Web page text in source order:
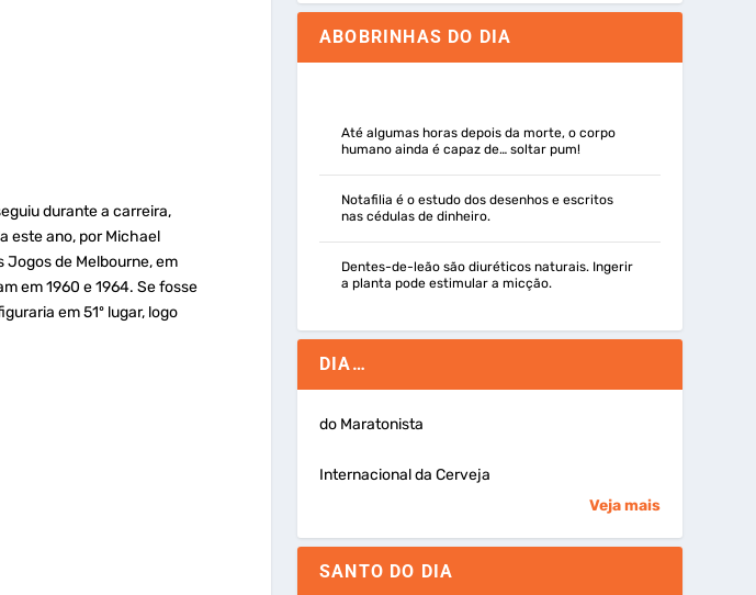
durante a carreira,
este ano, por Michael
Jogos de Melbourne, em
em 1960 e 1964. Se fosse
em 51º lugar, logo
ABOBRINHAS DO DIA
Até algumas horas depois da morte, o corpo
humano ainda é capaz de… soltar pum!
Notafilia é o estudo dos desenhos e escritos
nas cédulas de dinheiro.
Dentes-de-leão são diuréticos naturais. Ingerir
a planta pode estimular a micção.
DIA…
do Maratonista
Internacional da Cerveja
Veja mais
SANTO DO DIA